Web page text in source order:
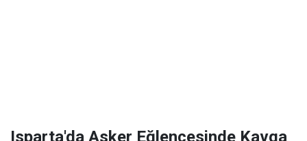
Isparta'da Asker Eğlencesinde Kavga